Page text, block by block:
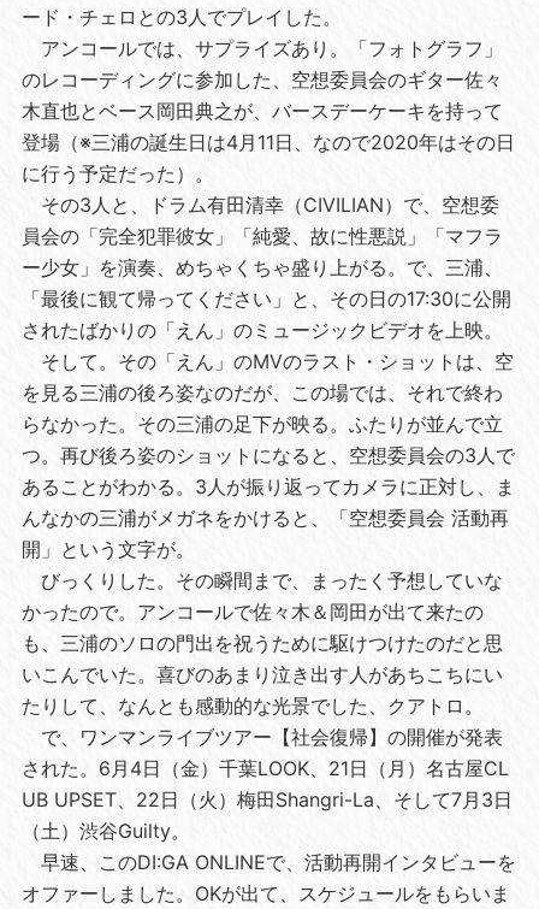
ード・チェロとの3人でプレイした。
アンコールでは、サプライズあり。「フォトグラフ」
のレコーディングに参加した、空想委員会のギター佐々
木直也とベース岡田典之が、バースデーケーキを持って
登場（※三浦の誕生日は4月11日、なので2020年はその日
に行う予定だった）。
その3人と、ドラム有田清幸（CIVILIAN）で、空想委
員会の「完全犯罪彼女」「純愛、故に性悪説」「マフラ
ー少女」を演奏、めちゃくちゃ盛り上がる。で、三浦、
「最後に観て帰ってください」と、その日の17:30に公開
されたばかりの「えん」のミュージックビデオを上映。
そして。その「えん」のMVのラスト・ショットは、空
を見る三浦の後ろ姿なのだが、この場では、それで終わ
らなかった。その三浦の足下が映る。ふたりが並んで立
つ。再び後ろ姿のショットになると、空想委員会の3人で
あることがわかる。3人が振り返ってカメラに正対し、ま
んなかの三浦がメガネをかけると、「空想委員会 活動再
開」という文字が。
びっくりした。その瞬間まで、まったく予想していな
かったので。アンコールで佐々木＆岡田が出て来たの
も、三浦のソロの門出を祝うために駆けつけたのだと思
いこんでいた。喜びのあまり泣き出す人があちこちにい
たりして、なんとも感動的な光景でした、クアトロ。
で、ワンマンライブツアー【社会復帰】の開催が発表
された。6月4日（金）千葉LOOK、21日（月）名古屋CL
UB UPSET、22日（火）梅田Shangri-La、そして7月3日
（土）渋谷Guilty。
早速、このDI:GA ONLINEで、活動再開インタビューを
オファーしました。OKが出て、スケジュールをもらいま